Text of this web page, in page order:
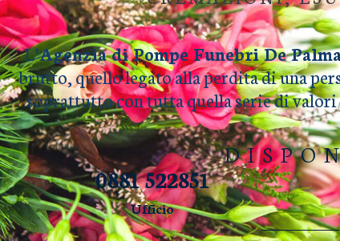
L’Agenzia di Pompe Funebri De
brutto, quello legato alla perdita di una
soprattutto con tutta quella serie di valori
0881 522851
Ufficio